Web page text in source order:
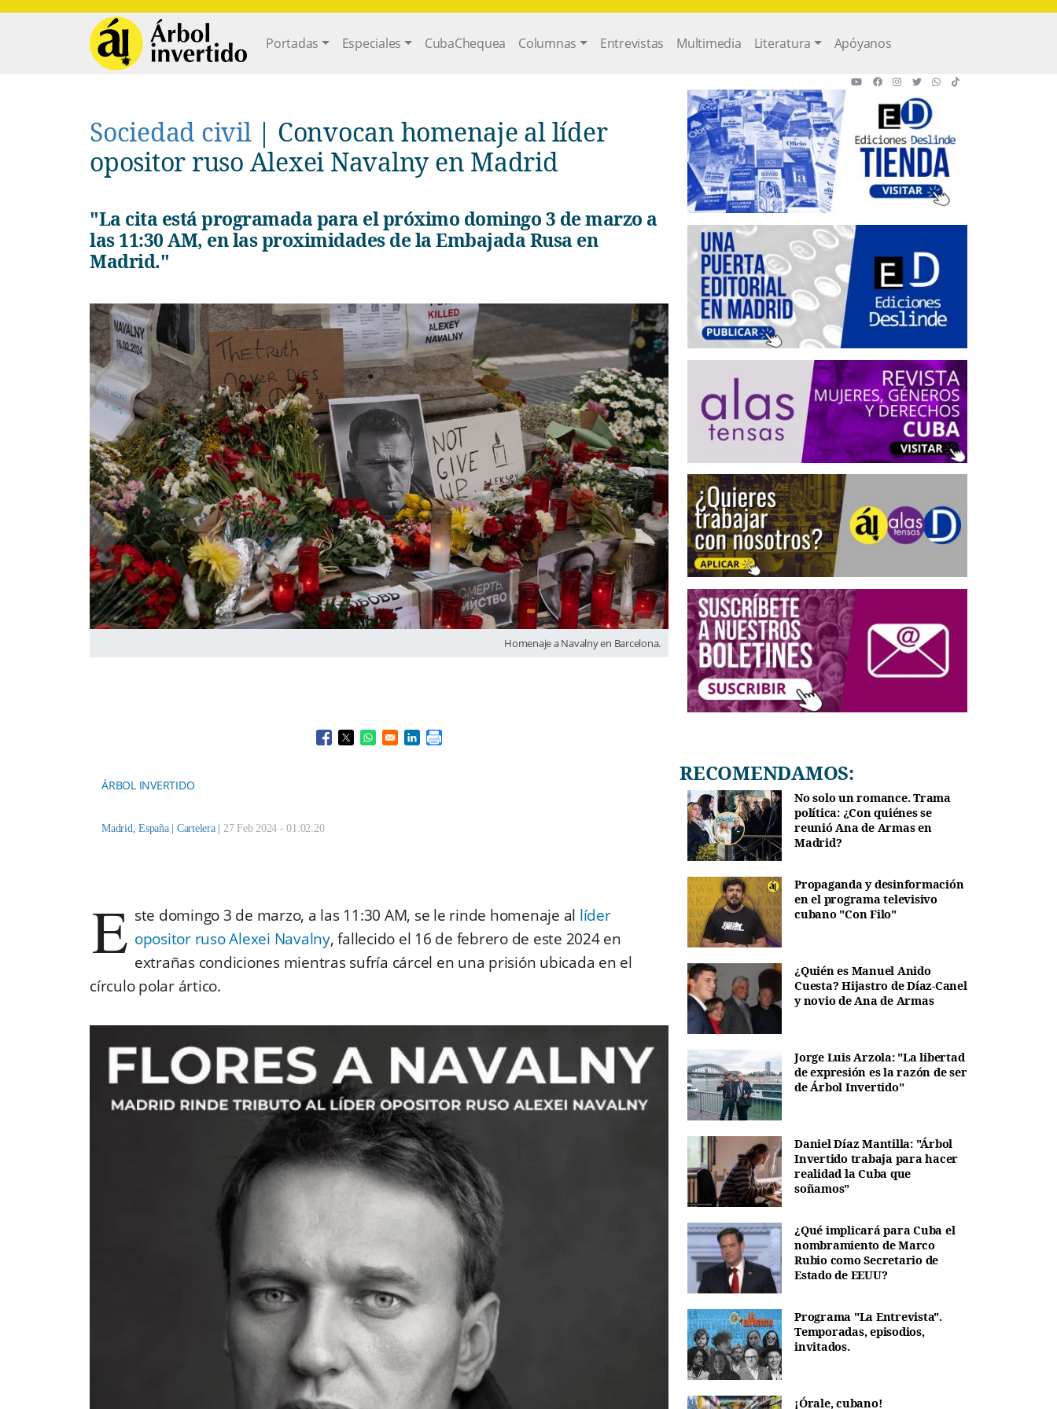
Main navigation
Portadas Especiales CubaChequea Columnas Entrevistas Multimedia Literatura Apóyanos
Sociedad civil| Convocan homenaje al líder
opositor ruso Alexei Navalny en Madrid
"La cita está programada para el próximo domingo 3 de marzo a
las 11:30 AM, en las proximidades de la Embajada Rusa en
Madrid."
Homenaje a Navalny en Barcelona.
Opens in a new window
Opens in a new window
Opens in a new window
Opens in a new window
ÁRBOL INVERTIDO
Cartelera 27 Feb 2024 - 01:02:20
E ste domingo 3 de marzo, a las 11:30 AM, se le rinde homenaje al líder
opositor ruso Alexei Navalny, fallecido el 16 de febrero de este 2024 en
extrañas condiciones mientras sufría cárcel en una prisión ubicada en el
círculo polar ártico.
RECOMENDAMOS:
No solo un romance. Trama
política: ¿Con quiénes se
reunió Ana de Armas en
Madrid?
Propaganda y desinformación
en el programa televisivo
cubano "Con Filo"
¿Quién es Manuel Anido
Cuesta? Hijastro de Díaz-Canel
y novio de Ana de Armas
Jorge Luis Arzola: "La libertad
de expresión es la razón de ser
de Árbol Invertido"
Daniel Díaz Mantilla: "Árbol
Invertido trabaja para hacer
realidad la Cuba que
soñamos"
¿Qué implicará para Cuba el
nombramiento de Marco
Rubio como Secretario de
Estado de EEUU?
Programa "La Entrevista".
Temporadas, episodios,
invitados.
¡Órale, cubano!